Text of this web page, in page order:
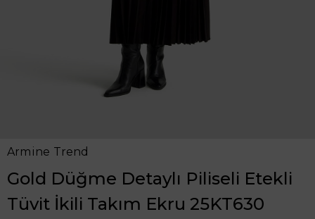
Armine Trend
Gold Düğme Detaylı Piliseli Etekli
Tüvit İkili Takım Ekru 25KT630